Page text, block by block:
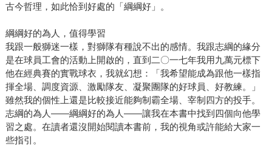
古今哲理，如此恰到好處的「綱綱好」。
綱綱好的為人，值得學習
我跟一般獅迷一樣，對獅隊有種說不出的感情。我跟志綱的緣分
是在球員工會的活動上開啟的，直到二〇一七年我用九萬元標下
他在經典賽的實戰球衣，我就幻想：「我希望能成為跟他一樣指
揮全場、調度資源、激勵隊友、凝聚團隊的好球員、好教練。」
雖然我的個性上還是比較接近能夠制霸全場、宰制四方的投手。
志綱的為人——綱綱好的為人——讓我在本書中找到四個向他學
習之處。在讀者還沒開始閱讀本書前，我的視角或許能給大家一
些指引。